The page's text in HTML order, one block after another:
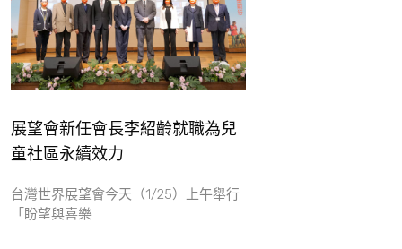
展望會新任會長李紹齡就職為兒
童社區永續效力
台灣世界展望會今天（1/25）上午舉行
「盼望與喜樂